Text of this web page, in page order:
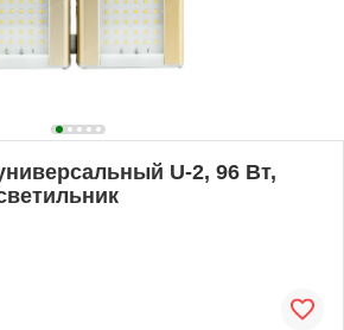
U-2, 96 Вт,